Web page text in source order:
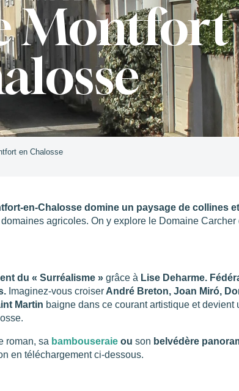
Montfort
en Chalosse
en-Chalosse domine un paysage de collines
agricoles. On y explore le Domaine Carcher
du « Surréalisme » grâce à Lise Deharme.
Imaginez-vous croiser André Breton, Joan Miró,
Martin baigne dans ce courant artistique et devient
roman, sa bambouseraie ou son belvédère
en téléchargement ci-dessous.